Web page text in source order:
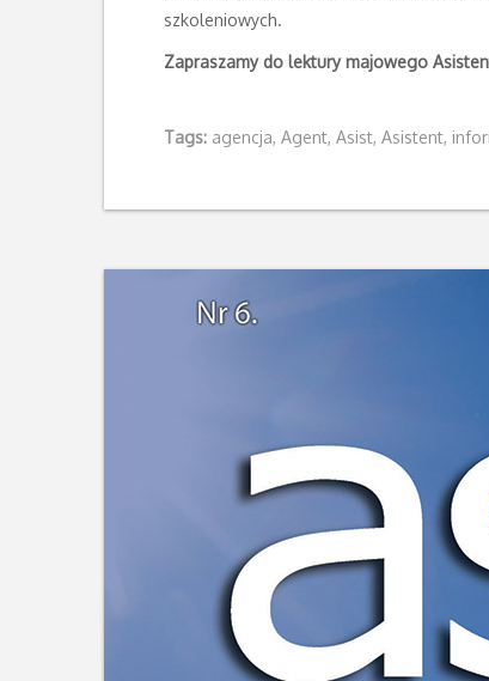
szkoleniowych.
Zapraszamy do lektury majowego
Tags: agencja, Agent, Asist, Asistent,